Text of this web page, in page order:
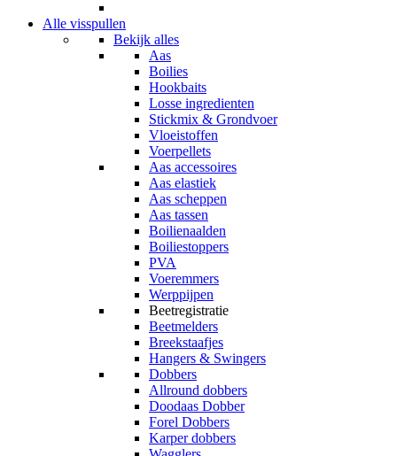
Alle visspullen
Bekijk alles
Aas
Boilies
Hookbaits
Losse ingredienten
Stickmix & Grondvoer
Vloeistoffen
Voerpellets
Aas accessoires
Aas elastiek
Aas scheppen
Aas tassen
Boilienaalden
Boiliestoppers
PVA
Voeremmers
Werppijpen
Beetregistratie
Beetmelders
Breekstaafjes
Hangers & Swingers
Dobbers
Allround dobbers
Doodaas Dobber
Forel Dobbers
Karper dobbers